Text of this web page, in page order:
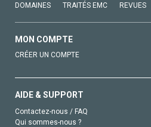
DOMAINES TRAITÉS EMC REVUES
MON COMPTE
CRÉER UN COMPTE
AIDE & SUPPORT
Contactez-nous / FAQ
Qui sommes-nous ?